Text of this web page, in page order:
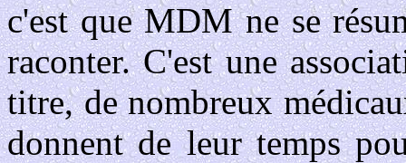
c'est que MDM ne se
raconter. C'est une
titre, de nombreux
donnent de leur temps